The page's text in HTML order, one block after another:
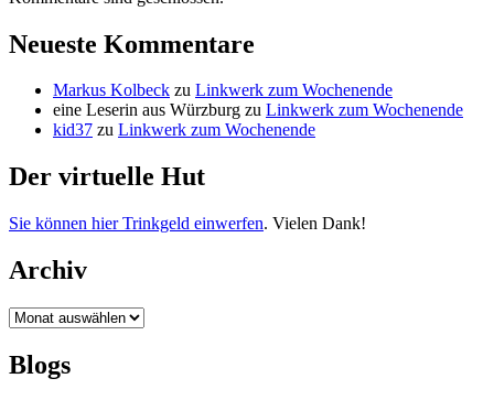
Neueste Kommentare
Markus Kolbeck zu Linkwerk zum Wochenende
eine Leserin aus Würzburg zu Linkwerk zum Wochenende
kid37 zu Linkwerk zum Wochenende
Der virtuelle Hut
Sie können hier Trinkgeld einwerfen. Vielen Dank!
Archiv
Archiv
Blogs